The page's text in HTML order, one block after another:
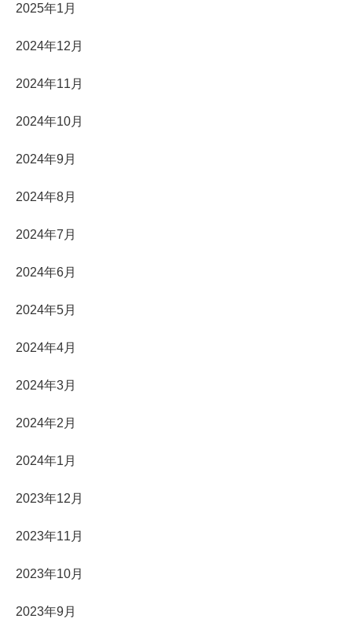
2025年1月
2024年12月
2024年11月
2024年10月
2024年9月
2024年8月
2024年7月
2024年6月
2024年5月
2024年4月
2024年3月
2024年2月
2024年1月
2023年12月
2023年11月
2023年10月
2023年9月